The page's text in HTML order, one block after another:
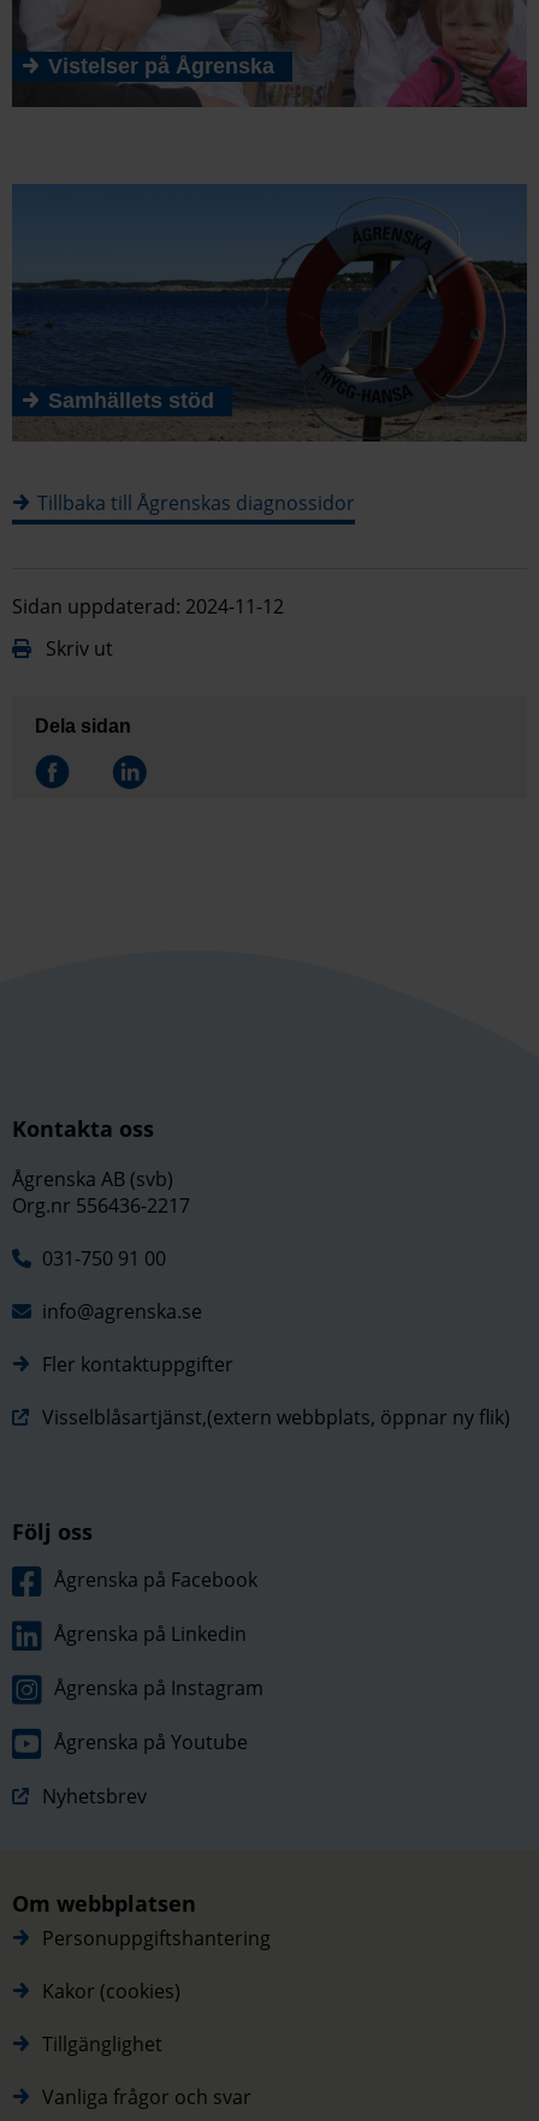
Vistelser på Ågrenska
Samhällets stöd
Tillbaka till Ågrenskas diagnossidor
Sidan uppdaterad: 2024-11-12
Skriv ut
Dela sidan
Dela på
Kontakta oss
Ågrenska AB (svb)
Org.nr 556436-2217
031-750 91 00
info@agrenska.se
Fler kontaktuppgifter
Visselblåsartjänst,(extern webbplats, öppnar ny flik)
Följ oss
Ågrenska på Facebook
Ågrenska på Linkedin
Ågrenska på Instagram
Ågrenska på Youtube
Nyhetsbrev
Om webbplatsen
Personuppgiftshantering
Kakor (cookies)
Tillgänglighet
Vanliga frågor och svar